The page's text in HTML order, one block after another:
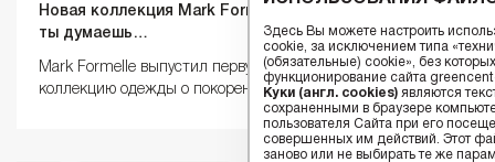
Новая коллекция Mark Formelle. Космос ближе, чем
ты думаешь…
Mark Formelle выпустил первую в своей истории
коллекцию одежды о покорении вселенной.
Здесь Вы можете настроить
cookie, за исключением типа
(обязательные) cookie», без
функционирование сайта
Куки (англ. cookies) являются
сохраненными в браузере
пользователя Сайта при его
совершенных им действий. Этот
заново или не выбирать те же